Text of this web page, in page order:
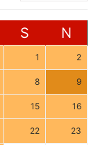
S N
1 2
8 9
15 16
22 23